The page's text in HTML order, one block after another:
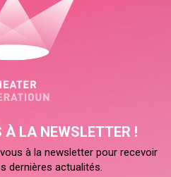
À LA NEWSLETTER !
à la newsletter pour recevoir
dernières actualités.